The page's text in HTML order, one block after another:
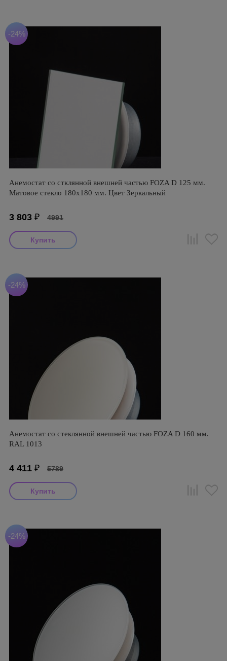
-24%
Анемостат со стклянной внешней частью FOZA D 125 мм.
Матовое стекло 180х180 мм. Цвет Зеркальный
3 803 ₽ 4991
-24%
Анемостат со стеклянной внешней частью FOZA D 160 мм.
RAL 1013
4 411 ₽ 5789
-24%